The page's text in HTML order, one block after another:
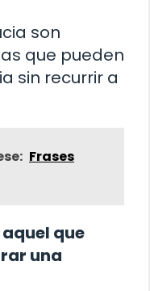
son
que pueden
sin recurrir a
Frases
que
una